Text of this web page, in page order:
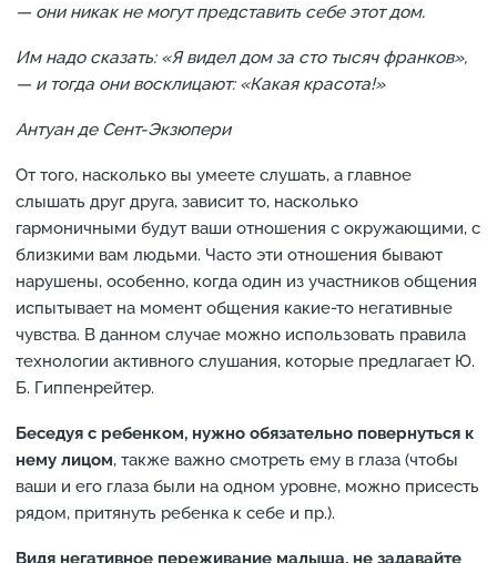
— они никак не могут представить себе этот дом.
Им надо сказать: «Я видел дом за сто тысяч франков»,
— и тогда они восклицают: «Какая красота!»
Антуан де Сент-Экзюпери
От того, насколько вы умеете слушать, а главное
слышать друг друга, зависит то, насколько
гармоничными будут ваши отношения с окружающими, с
близкими вам людьми. Часто эти отношения бывают
нарушены, особенно, когда один из участников общения
испытывает на момент общения какие-то негативные
чувства. В данном случае можно использовать правила
технологии активного слушания, которые предлагает Ю.
Б. Гиппенрейтер.
Беседуя с ребенком, нужно обязательно повернуться к
нему лицом, также важно смотреть ему в глаза (чтобы
ваши и его глаза были на одном уровне, можно присесть
рядом, притянуть ребенка к себе и пр.).
Видя негативное переживание малыша, не задавайте